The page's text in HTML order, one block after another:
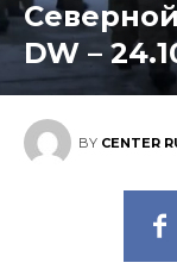
DW –
BY CENTER